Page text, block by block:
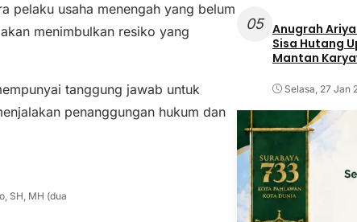
pelaku usaha menengah yang belum
menimbulkan resiko yang
tanggung jawab untuk
penanggungan hukum dan
SH, MH (dua
05 Anugrah
Sisa Hutang
Mantan
Selasa, 27 Jan